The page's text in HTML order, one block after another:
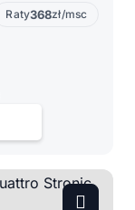
Raty368zł/msc